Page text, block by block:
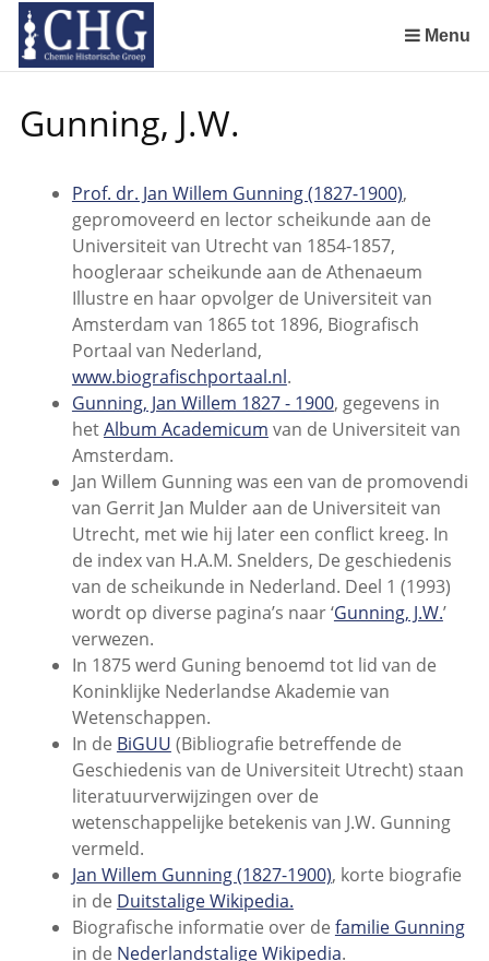
links
over
naar
de
Spring
naar
het
menu
Menu
Gunning, J.W.
Prof. dr. Jan Willem Gunning (1827-1900),
gepromoveerd en lector scheikunde aan de
Universiteit van Utrecht van 1854-1857,
hoogleraar scheikunde aan de Athenaeum
Illustre en haar opvolger de Universiteit van
Amsterdam van 1865 tot 1896, Biografisch
Portaal van Nederland,
www.biografischportaal.nl.
Gunning, Jan Willem 1827 - 1900, gegevens in
hetAlbum Academicum van de Universiteit van
Amsterdam.
Jan Willem Gunning was een van de promovendi
van Gerrit Jan Mulder aan de Universiteit van
Utrecht, met wie hij later een conflict kreeg. In
de index van H.A.M. Snelders, De geschiedenis
van de scheikunde in Nederland. Deel 1 (1993)
wordt op diverse pagina’s naar ‘Gunning, J.W.’
verwezen.
In 1875 werd Guning benoemd tot lid van de
Koninklijke Nederlandse Akademie van
Wetenschappen.
In de BiGUU (Bibliografie betreffende de
Geschiedenis van de Universiteit Utrecht) staan
literatuurverwijzingen over de
wetenschappelijke betekenis van J.W. Gunning
vermeld.
Jan Willem Gunning (1827-1900), korte biografie
in de Duitstalige Wikipedia.
Biografische informatie over de familie Gunning
in de Nederlandstalige Wikipedia.